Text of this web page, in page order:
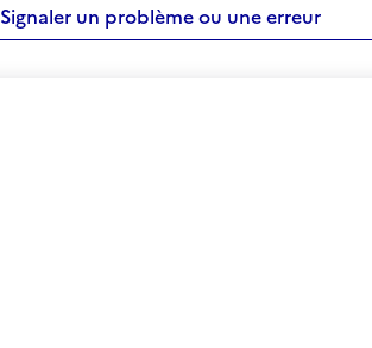
Signaler un problème ou une erreur